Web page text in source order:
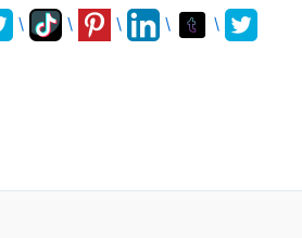
\ \ \ \ \